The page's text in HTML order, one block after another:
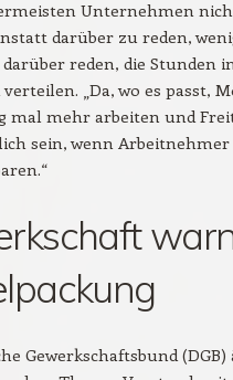
Unternehmen
darüber zu reden,
reden, die Stunden
„Da, wo es passt,
mal mehr arbeiten und
sein, wenn
Gewerkschaftsbund